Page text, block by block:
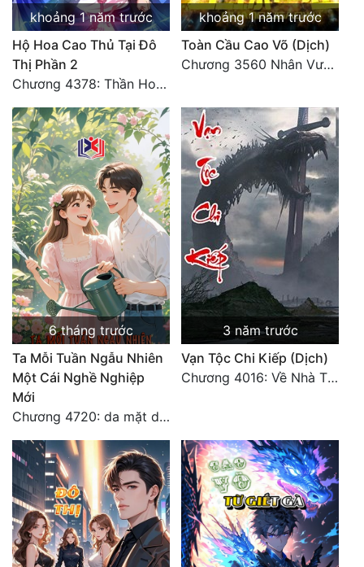
khoảng 1 năm trước
Hộ Hoa Cao Thủ Tại Đô
Thị Phần 2
Chương 4378: Thần Hoàng Hạ Thiên (Đại kết cục) (03)
khoảng 1 năm trước
Toàn Cầu Cao Võ (Dịch)
Chương 3560 Nhân Vương trở về - END
6 tháng trước
Ta Mỗi Tuần Ngẫu Nhiên
Một Cái Nghề Nghiệp
Mới
Chương 4720: da mặt dày
3 năm trước
Vạn Tộc Chi Kiếp (Dịch)
Chương 4016: Về Nhà Thôi... (Đại Kết Cục)